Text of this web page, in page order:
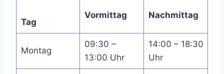
Tag
Vormittag Nachmittag
Montag
09:30 –
13:00 Uhr
14:00 – 18:30
Uhr